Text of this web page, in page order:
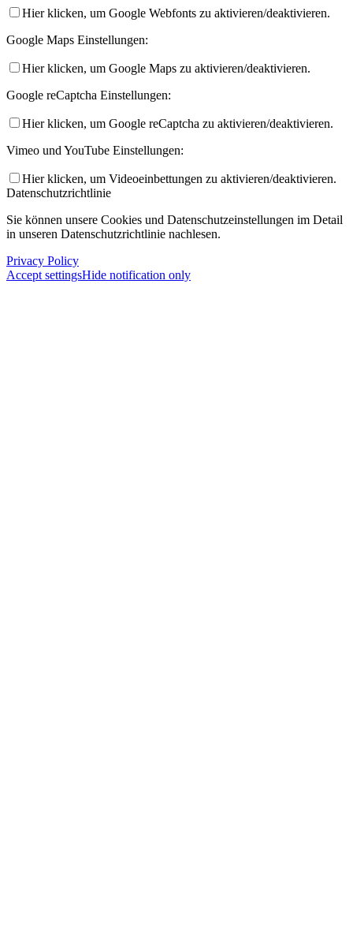
Hier klicken, um Google Webfonts zu aktivieren/deaktivieren.
Google Maps Einstellungen:
Hier klicken, um Google Maps zu aktivieren/deaktivieren.
Google reCaptcha Einstellungen:
Hier klicken, um Google reCaptcha zu aktivieren/deaktivieren.
Vimeo und YouTube Einstellungen:
Hier klicken, um Videoeinbettungen zu aktivieren/deaktivieren.
Datenschutzrichtlinie
Sie können unsere Cookies und Datenschutzeinstellungen im Detail
in unseren Datenschutzrichtlinie nachlesen.
Privacy Policy
Accept settingsHide notification only